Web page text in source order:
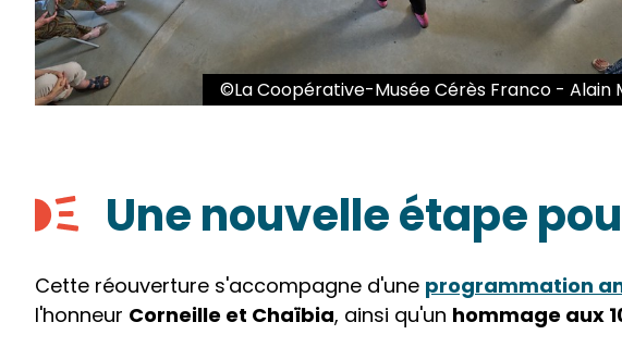
©La Coopérative-Musée Cérès Franco - Alain
Une nouvelle étape
Cette réouverture s'accompagne d'une programmation
l'honneur Corneille et Chaïbia, ainsi qu'un hommage aux